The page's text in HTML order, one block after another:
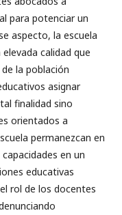
para potenciar un
aspecto, la escuela
calidad que
la población
asignar
finalidad sino
orientados a
permanezcan en
en un
educativas
rol de los docentes